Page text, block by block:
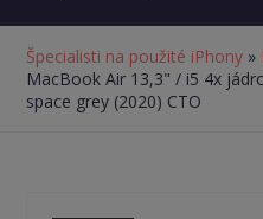
Špecialisti na použité iPhony »
MacBook Air 13,3" / i5 4x
space grey (2020) CTO